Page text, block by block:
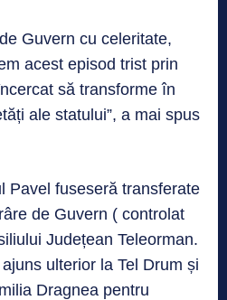
Guvern cu celeritate,
acest episod trist prin
să transforme în
ale statului”, a mai spus
Pavel fuseseră transferate
de Guvern ( controlat
Județean Teleorman.
ulterior la Tel Drum și
Dragnea pentru